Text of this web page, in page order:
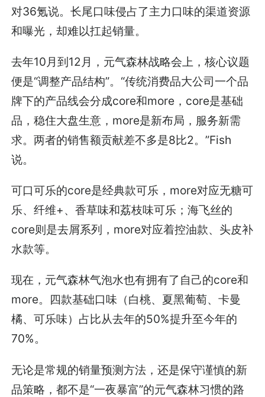
对36氪说。长尾口味侵占了主力口味的渠道资源
和曝光，却难以扛起销量。
去年10月到12月，元气森林战略会上，核心议题
便是“调整产品结构”。“传统消费品大公司一个品
牌下的产品线会分成core和more，core是基础
品，稳住大盘生意，more是新布局，服务新需
求。两者的销售额贡献差不多是8比2。”Fish
说。
可口可乐的core是经典款可乐，more对应无糖可
乐、纤维+、香草味和荔枝味可乐；海飞丝的
core则是去屑系列，more对应着控油款、头皮补
水款等。
现在，元气森林气泡水也有拥有了自己的core和
more。四款基础口味（白桃、夏黑葡萄、卡曼
橘、可乐味）占比从去年的50%提升至今年的
70%。
无论是常规的销量预测方法，还是保守谨慎的新
品策略，都不是“一夜暴富”的元气森林习惯的路